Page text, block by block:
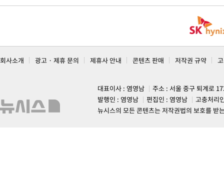
회사소개 광고 · 제휴 문의 제휴사 안내 콘텐츠 판매 저작권 규약
대표이사 : 염영남
주소 : 서울 중구 퇴계로
발행인 : 염영남
편집인 : 염영남
고충처리
뉴시스의 모든 콘텐츠는 저작권법의 보호를